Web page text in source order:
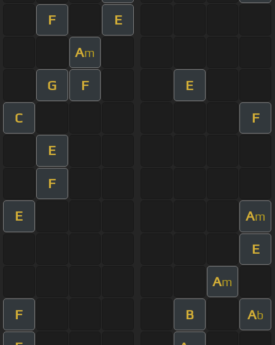
F E
Am
G F E
C F
E
F
E Am
E
Am
F B Ab